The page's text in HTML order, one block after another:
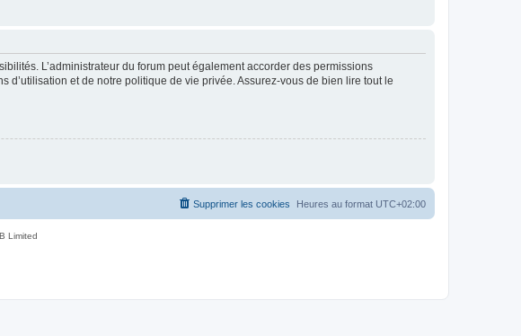
L’administrateur du forum peut également accorder des permissions
et de notre politique de vie privée. Assurez-vous de bien lire tout le
Heures au format UTC+02:00
Supprimer les cookies
Limited